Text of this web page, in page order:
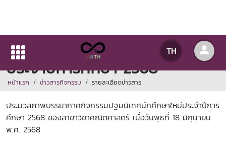
TH
กิจกรรมปฐมนิเทศนักศึกษาใหม่
ประจำปีการศึกษา 2568
หน้าแรก ข่าวสารกิจกรรม รายละเอียดข่าวสาร
ประมวลภาพบรรยากาศกิจกรรมปฐมนิเทศนักศึกษาใหม่ประจำปีการ
ศึกษา 2568 ของสาขาวิชาคณิตศาสตร์ เมื่อวันพุธที่ 18 มิถุนายน
พ.ศ. 2568